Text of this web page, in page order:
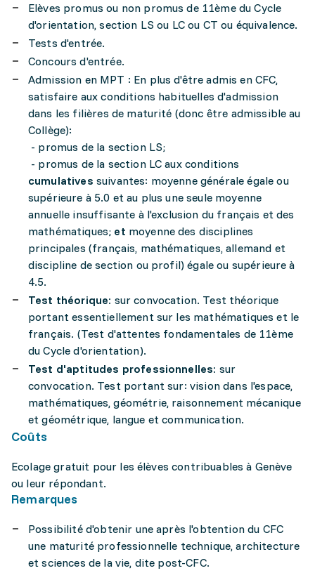
Elèves promus ou non promus de 11ème du Cycle
d'orientation, section LS ou LC ou CT ou équivalence.
Tests d'entrée.
Concours d'entrée.
Admission en MPT : En plus d'être admis en CFC,
satisfaire aux conditions habituelles d'admission
dans les filières de maturité (donc être admissible au
Collège):
- promus de la section LS;
- promus de la section LC aux conditions
cumulatives suivantes: moyenne générale égale ou
supérieure à 5.0 et au plus une seule moyenne
annuelle insuffisante à l'exclusion du français et des
mathématiques; et moyenne des disciplines
principales (français, mathématiques, allemand et
discipline de section ou profil) égale ou supérieure à
4.5.
Test théorique: sur convocation. Test théorique
portant essentiellement sur les mathématiques et le
français. (Test d'attentes fondamentales de 11ème
du Cycle d'orientation).
Test d'aptitudes professionnelles: sur
convocation. Test portant sur: vision dans l'espace,
mathématiques, géométrie, raisonnement mécanique
et géométrique, langue et communication.
Coûts
Ecolage gratuit pour les élèves contribuables à Genève
ou leur répondant.
Remarques
Possibilité d'obtenir une après l'obtention du CFC
une maturité professionnelle technique, architecture
et sciences de la vie, dite post-CFC.